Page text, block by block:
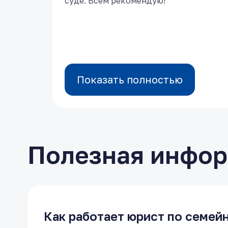
Показать полностью
Показать полностью
Полезная
Как работает юрист по